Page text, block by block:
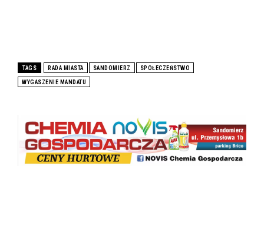
TAGS RADA MIASTA SANDOMIERZ SPOŁECZEŃSTWO
WYGASZENIE MANDATU